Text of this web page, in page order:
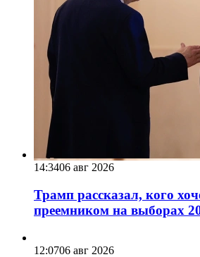
14:3406 авг 2026
Трамп рассказал, кого
преемником на выборах
12:0706 авг 2026